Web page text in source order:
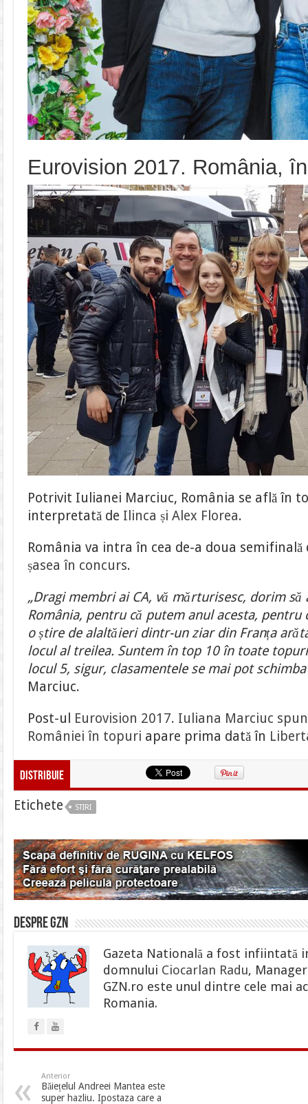
Eurovision 2017. România,
Potrivit Iulianei Marciuc, România se află în
interpretată de Ilinca și Alex Florea.
România va intra în cea de-a doua semifinală
șasea în concurs.
„Dragi membri ai CA, vă mărturisesc, dorim
România, pentru că putem anul acesta, pentru
o știre de alaltăieri dintr-un ziar din Franța
locul al treilea. Suntem în top 10 în toate
locul 5, sigur, clasamentele se mai pot
Marciuc.
Post-ul Eurovision 2017. Iuliana Marciuc
României în topuri apare prima dată în
Distribuie
Etichete STIRI
Despre gzn
Gazeta Natională a fost infiintată
domnului Ciocarlan Radu,
GZN.ro este unul dintre cele mai
Romania.
Anterior
Băiețelul Andreei Mantea este
super hazliu. Ipostaza care a